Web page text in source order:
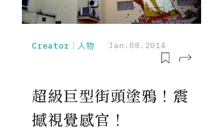
Creator｜人物 Jan.08.2014
超級巨型街頭塗鴉！震
撼視覺感官！